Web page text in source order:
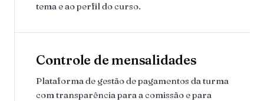
tema e ao perfil do curso.
Controle de mensalidades
Plataforma de gestão de pagamentos da turma
com transparência para a comissão e para